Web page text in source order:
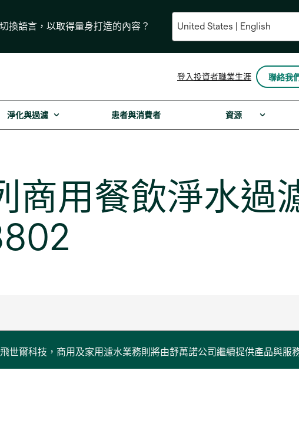
換語言，以取得量身打造的內容？
登入投資者opens
a
new
職業生涯 聯絡我
淨化與過濾 患者與消費者 資源
用餐飲淨水過
世爾科技，商用及家用濾水業務則將由舒萬諾公司繼續提供產品與服